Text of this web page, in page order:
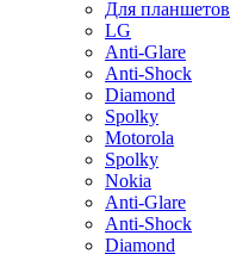
Для планшетов
LG
Anti-Glare
Anti-Shock
Diamond
Spolky
Motorola
Spolky
Nokia
Anti-Glare
Anti-Shock
Diamond